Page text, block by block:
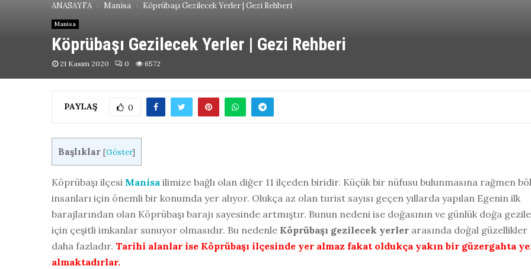
ANASAYFA Manisa Köprübaşı Gezilecek Yerler | Gezi Rehberi
Manisa
Köprübaşı Gezilecek Yerler | Gezi Rehberi
21 Kasım 2020 0 6572
PAYLAŞ 0
Başlıklar [Göster]
Köprübaşı ilçesi Manisa ilimize bağlı olan diğer 11 ilçeden biridir. Küçük bir nüfusu bulunmasına rağmen
insanları için önemli bir konumda yer alıyor. Olukça az olan turist sayısı geçen yıllarda yapılan Egenin ilk
barajlarından olan Köprübaşı barajı sayesinde artmıştır. Bunun nedeni ise doğasının ve günlük doğa
için çeşitli imkanlar sunuyor olmasıdır. Bu nedenle Köprübaşı gezilecek yerler arasında doğal güzellikler
daha fazladır. Tarihi alanlar ise Köprübaşı ilçesinde yer almaz fakat oldukça yakın bir güzergahta
almaktadırlar.